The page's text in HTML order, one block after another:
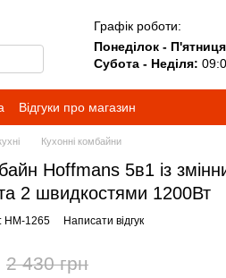
Графік роботи:
Понеділок -
Субота - Неділя:
Відгуки про магазин
Кухонні комбайни
Hoffmans 5в1 із
та 2 швидкостями 1200Вт
HM-1265 Написати відгук
2 430 грн